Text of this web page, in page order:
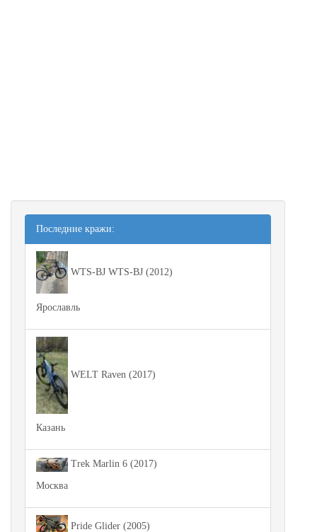
Последние кражи:
WTS-BJ WTS-BJ (2012)
Ярославль
WELT Raven (2017)
Казань
Trek Marlin 6 (2017)
Москва
Pride Glider (2005)